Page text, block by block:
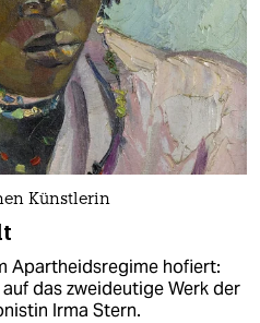
Künstlerin
Apartheidsregime hofiert:
das zweideutige Werk der
Irma Stern.